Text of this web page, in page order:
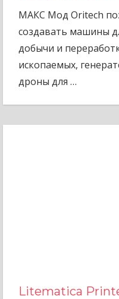
МАКС Мод Oritech
создавать машины
добычи и
ископаемых,
дроны для …
Litematica